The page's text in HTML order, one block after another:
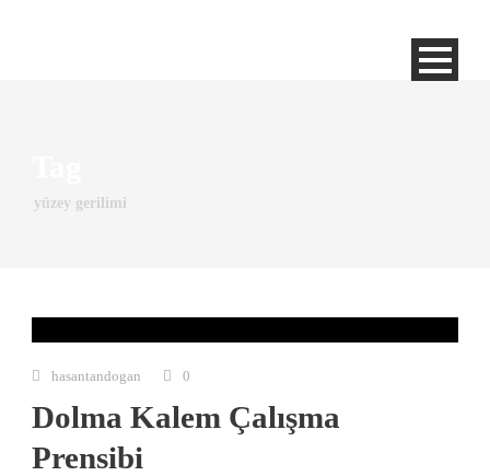
yüzey gerilimi
hasantandogan 0
Dolma Kalem Çalışma
Prensibi